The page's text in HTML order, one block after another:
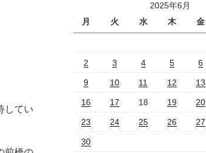
してい
2025年6月
月
火 水 木 金
2 3 4 5 6
9 10 11 12 13
16 17 18 19 20
23 24 25 26 27
30